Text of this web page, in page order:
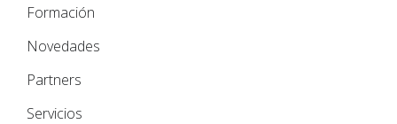
Formación
Novedades
Partners
Servicios